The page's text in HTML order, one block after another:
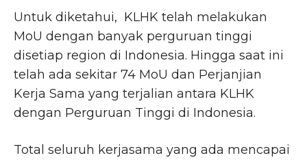
Untuk diketahui, KLHK telah melakukan
MoU dengan banyak perguruan tinggi
disetiap region di Indonesia. Hingga saat ini
telah ada sekitar 74 MoU dan Perjanjian
Kerja Sama yang terjalian antara KLHK
dengan Perguruan Tinggi di Indonesia.
Total seluruh kerjasama yang ada mencapai